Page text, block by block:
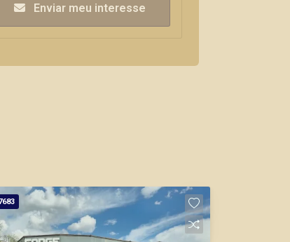
Enviar meu interesse